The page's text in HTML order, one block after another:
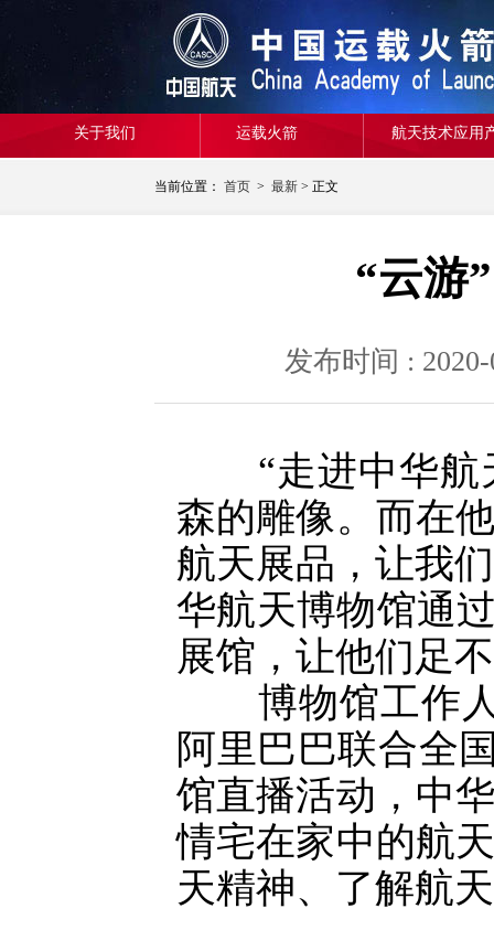
关于我们 运载火箭 航天技术应用
当前位置： 首页 > 最新 > 正文
“云游
发布时间 :
“走进中华航
森的雕像。而在
航天展品，让我
华航天博物馆通
展馆，让他们足
博物馆工作人
阿里巴巴联合全
馆直播活动，中
情宅在家中的航
天精神、了解航